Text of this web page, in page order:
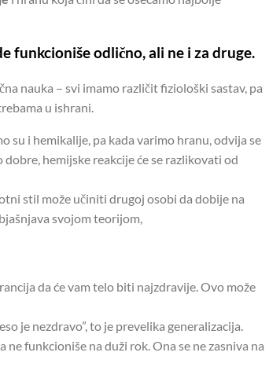
funkcioniše odlično, ali ne i za druge.
nauka – svi imamo različit fiziološki sastav, pa
u ishrani.
su i hemikalije, pa kada varimo hranu, odvija se
hemijske reakcije će se razlikovati od
stil može učiniti drugoj osobi da dobije na
svojom teorijom,
da će vam telo biti najzdravije. Ovo može
je nezdravo”, to je prevelika generalizacija.
funkcioniše na duži rok. Ona se ne zasniva na